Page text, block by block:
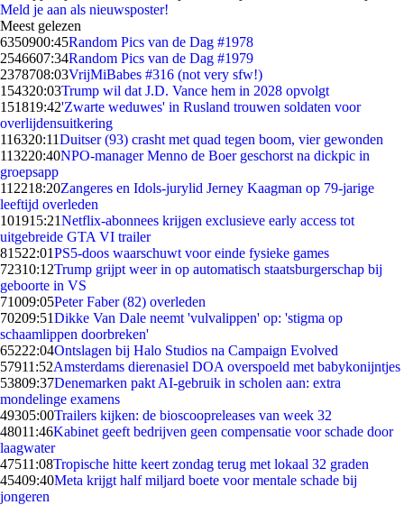
Meld je aan als nieuwsposter!
Meest gelezen
6350900:45Random Pics van de Dag #1978
2546607:34Random Pics van de Dag #1979
2378708:03VrijMiBabes #316 (not very sfw!)
154320:03Trump wil dat J.D. Vance hem in 2028 opvolgt
151819:42'Zwarte weduwes' in Rusland trouwen soldaten voor
overlijdensuitkering
116320:11Duitser (93) crasht met quad tegen boom, vier gewonden
113220:40NPO-manager Menno de Boer geschorst na dickpic in
groepsapp
112218:20Zangeres en Idols-jurylid Jerney Kaagman op 79-jarige
leeftijd overleden
101915:21Netflix-abonnees krijgen exclusieve early access tot
uitgebreide GTA VI trailer
81522:01PS5-doos waarschuwt voor einde fysieke games
72310:12Trump grijpt weer in op automatisch staatsburgerschap bij
geboorte in VS
71009:05Peter Faber (82) overleden
70209:51Dikke Van Dale neemt 'vulvalippen' op: 'stigma op
schaamlippen doorbreken'
65222:04Ontslagen bij Halo Studios na Campaign Evolved
57911:52Amsterdams dierenasiel DOA overspoeld met babykonijntjes
53809:37Denemarken pakt AI-gebruik in scholen aan: extra
mondelinge examens
49305:00Trailers kijken: de bioscoopreleases van week 32
48011:46Kabinet geeft bedrijven geen compensatie voor schade door
laagwater
47511:08Tropische hitte keert zondag terug met lokaal 32 graden
45409:40Meta krijgt half miljard boete voor mentale schade bij
jongeren